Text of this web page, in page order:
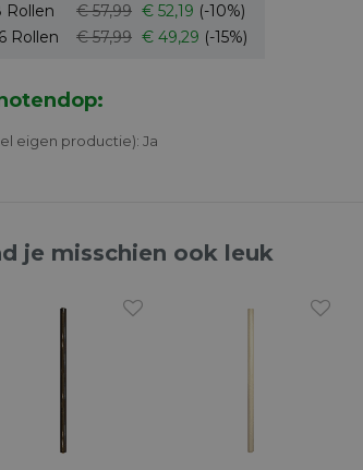
Rollen € 57,99 € 52,19 (-10%)
Rollen € 57,99 € 49,29 (-15%)
eigen productie): Ja
je misschien ook leuk